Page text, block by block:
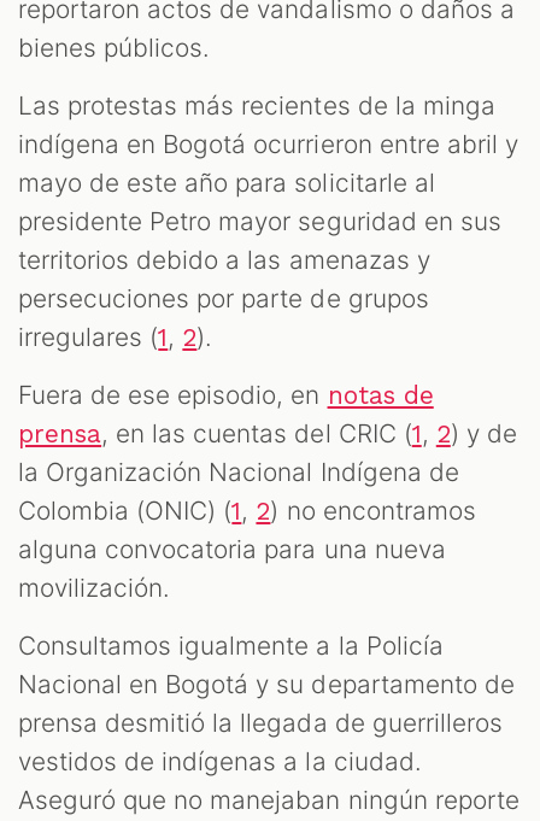
reportaron actos de vandalismo o daños a
bienes públicos.
Las protestas más recientes de la minga
indígena en Bogotá ocurrieron entre abril y
mayo de este año para solicitarle al
presidente Petro mayor seguridad en sus
territorios debido a las amenazas y
persecuciones por parte de grupos
irregulares (1, 2).
Fuera de ese episodio, en notas de
prensa, en las cuentas del CRIC (1, 2) y de
la Organización Nacional Indígena de
Colombia (ONIC) (1, 2) no encontramos
alguna convocatoria para una nueva
movilización.
Consultamos igualmente a la Policía
Nacional en Bogotá y su departamento de
prensa desmitió la llegada de guerrilleros
vestidos de indígenas a la ciudad.
Aseguró que no manejaban ningún reporte